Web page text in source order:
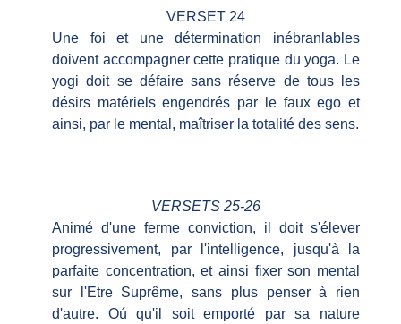
VERSET 24
Une foi et une détermination inébranlables
doivent accompagner cette pratique du yoga. Le
yogi doit se défaire sans réserve de tous les
désirs matériels engendrés par le faux ego et
ainsi, par le mental, maîtriser la totalité des sens.
VERSETS 25-26
Animé d'une ferme conviction, il doit s'élever
progressivement, par l'intelligence, jusqu'à la
parfaite concentration, et ainsi fixer son mental
sur l'Etre Suprême, sans plus penser à rien
d'autre. Oú qu'il soit emporté par sa nature